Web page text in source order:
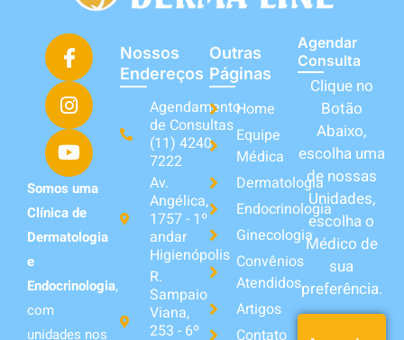
Somos uma
Clínica de
Dermatologia
e
Endocrinologia,
com
unidades nos
Nossos
Endereços
Agendamento
de Consultas
(11) 4240-
7222
Av.
Angélica,
1757 - 1º
andar
Higienópolis
R.
Sampaio
Viana,
253 - 6º
Outras
Páginas
Home
Equipe
Médica
Dermatologia
Endocrinologia
Ginecologia
Convênios
Atendidos
Artigos
Agendar
Consulta
Clique no
Botão
Abaixo,
escolha uma
de nossas
Unidades,
escolha o
Médico de
sua
preferência.